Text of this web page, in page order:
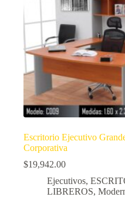
Escritorio Ejecutivo
Corporativa
$19,942.00
Ejecutivos,
LIBREROS,